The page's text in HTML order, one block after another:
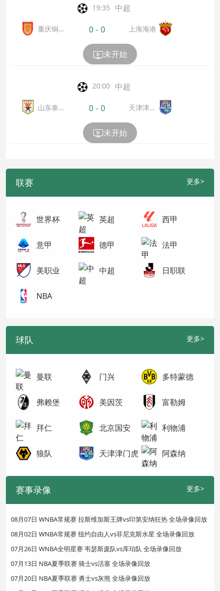
19:35 中超
重庆铜
0 - 0 上海海港
未开始
20:00 中超
山东泰
0 - 0
天津津门
未开始
联赛 更多>
世界杯 英超 西甲
意甲 德甲 法甲
美职业 中超 日职联
NBA
球队 更多>
曼联 门兴 多特蒙德
弗赖堡 美因茨 富勒姆
拜仁 北京国安 利物浦
狼队 天津津门虎 阿森纳
赛事录像 更多>
08月07日 WNBA常规赛 拉斯维加斯王牌vs印第安纳狂热 全场录像回放
08月02日 WNBA常规赛 纽约自由人vs菲尼克斯水星 全场录像回放
07月26日 WNBA全明星赛 韦瑟斯庞队vs库珀队 全场录像回放
07月13日 NBA夏季联赛 骑士vs活塞 全场录像回放
07月20日 NBA夏季联赛 勇士vs灰熊 全场录像回放